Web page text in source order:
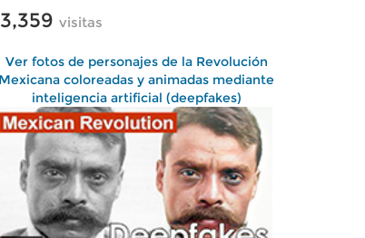
3,359 visitas
Ver fotos de personajes de la Revolución
Mexicana coloreadas y animadas mediante
inteligencia artificial (deepfakes)